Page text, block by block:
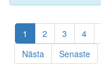
1 2 3 4
Nästa
Senaste